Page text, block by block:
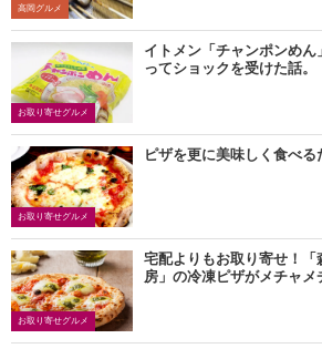
高岡グルメ
お取り寄せグルメ
イトメン「チャンポンめ
ってショックを受けた話。
お取り寄せグルメ
ピザを更に美味しく食べる
お取り寄せグルメ
宅配よりもお取り寄せ！
房」の冷凍ピザがメチャメ